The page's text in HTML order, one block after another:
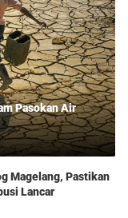
Pasokan Air
Magelang, Pastikan
Lancar